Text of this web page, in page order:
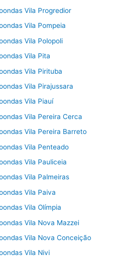
Vila Progredior
Vila Pompeia
Vila Polopoli
Vila Pita
Vila Pirituba
Vila Pirajussara
Vila Piauí
Vila Pereira Cerca
Vila Pereira Barreto
Vila Penteado
Vila Pauliceia
Vila Palmeiras
Vila Paiva
Vila Olímpia
Vila Nova Mazzei
Vila Nova Conceição
Vila Nivi